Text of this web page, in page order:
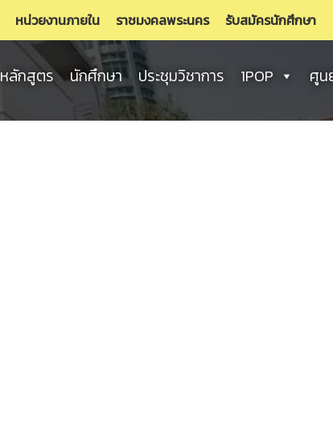
หน่วยงานภายใน ราชมงคลพระนคร รับสมัครนักศึกษา
หลักสูตร นักศึกษา ประชุมวิชาการ 1POP ศูน